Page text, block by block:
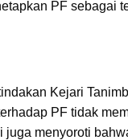
PF sebagai
Kejari
PF tidak
menyoroti